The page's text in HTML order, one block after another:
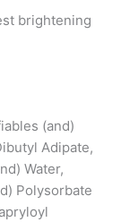
brightening
(and)
Adipate,
Water,
Polysorbate